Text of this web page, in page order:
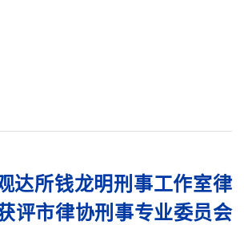
达所钱龙明刑事工作室律
评市律协刑事专业委员会